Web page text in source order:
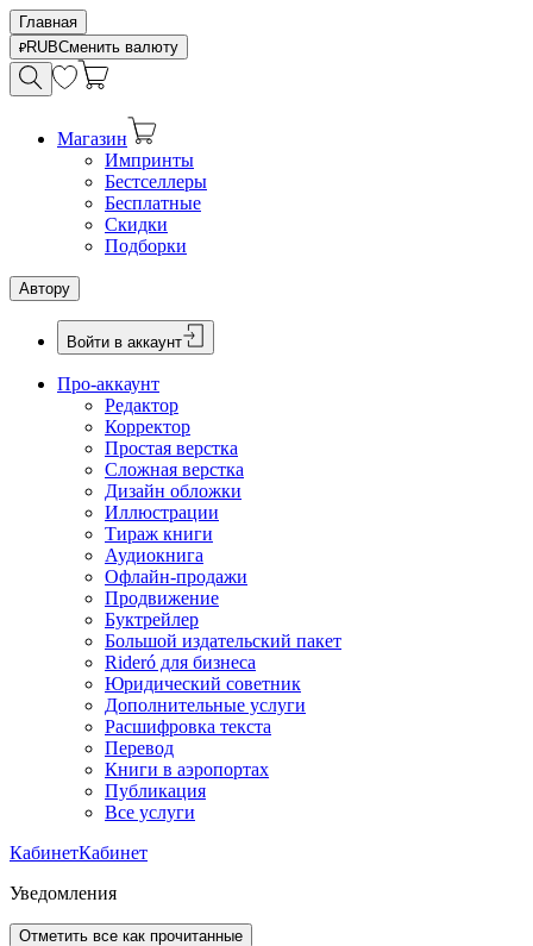
Главная
RUBСменить валюту
Магазин
Импринты
Бестселлеры
Бесплатные
Скидки
Подборки
Автору
Войти в аккаунт
Про-аккаунт
Редактор
Корректор
Простая верстка
Сложная верстка
Дизайн обложки
Иллюстрации
Тираж книги
Аудиокнига
Офлайн-продажи
Продвижение
Буктрейлер
Большой издательский пакет
Rideró для бизнеса
Юридический советник
Дополнительные услуги
Расшифровка текста
Перевод
Книги в аэропортах
Публикация
Все услуги
КабинетКабинет
Уведомления
Отметить все как прочитанные